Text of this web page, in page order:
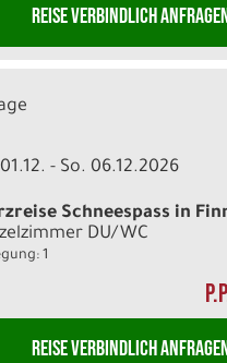
REISE VERBINDLICH
- So. 06.12.2026
Schneespass in
DU/WC
1
REISE VERBINDLICH